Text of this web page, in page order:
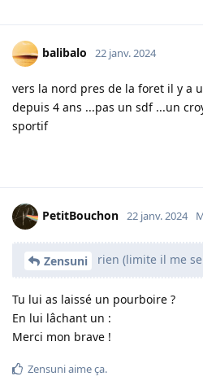
balibalo 22 janv. 2024
vers la nord pres de la foret il y a
depuis 4 ans ...pas un sdf ...un
sportif
PetitBouchon 22 janv. 2024
Zensuni rien (limite il me
Tu lui as laissé un pourboire ?
En lui lâchant un :
Merci mon brave !
Zensuniaime ça.